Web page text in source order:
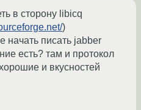
в сторону libicq
)
писать jabber
есть? там и протокол
и вкусностей